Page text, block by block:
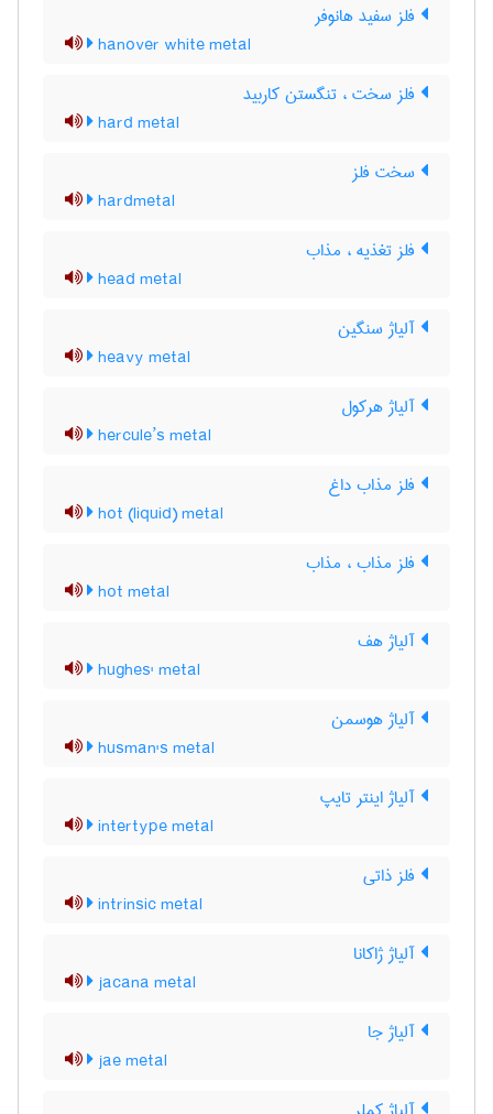
فلز سفید هانوفر
hanover white metal
فلز سخت ، تنگستن کاربید
hard metal
سخت فلز
hardmetal
فلز تغذیه ، مذاب
head metal
آلیاژ سنگین
heavy metal
آلیاژ هرکول
hercule’s metal
فلز مذاب داغ
hot (liquid) metal
فلز مذاب ، مذاب
hot metal
آلیاژ هف
hughes' metal
آلیاژ هوسمن
husman's metal
آلیاژ اینتر تایپ
intertype metal
فلز ذاتی
intrinsic metal
آلیاژ ژاکانا
jacana metal
آلیاژ جا
jae metal